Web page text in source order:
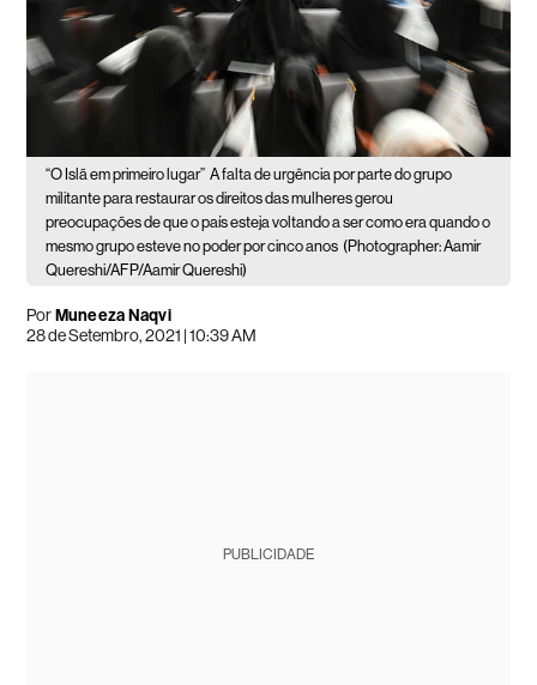
“O Islã em primeiro lugar” A falta de urgência por parte do grupo
militante para restaurar os direitos das mulheres gerou
preocupações de que o país esteja voltando a ser como era quando o
mesmo grupo esteve no poder por cinco anos (Photographer: Aamir
Quereshi/AFP/Aamir Quereshi)
PorMuneeza Naqvi
28 de Setembro, 2021 | 10:39 AM
PUBLICIDADE